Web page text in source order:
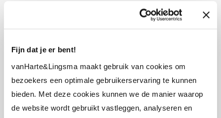
Fijn dat je er bent!
vanHarte&Lingsma maakt gebruik van cookies om
bezoekers een optimale gebruikerservaring te kunnen
bieden. Met deze cookies kunnen we de manier waarop
de website wordt gebruikt vastleggen, analyseren en
Klik hier voor meer informatie over de